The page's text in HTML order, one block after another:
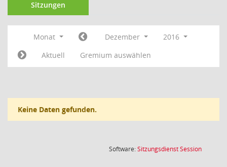
Sitzungen
Monat Dezember
2016
Aktuell
Gremium auswählen
Keine Daten gefunden.
Software:SitzungsdienstSession(Wird in